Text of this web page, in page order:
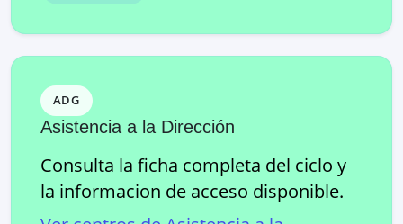
ADG
Asistencia a la Dirección
Consulta la ficha completa del ciclo y
la informacion de acceso disponible.